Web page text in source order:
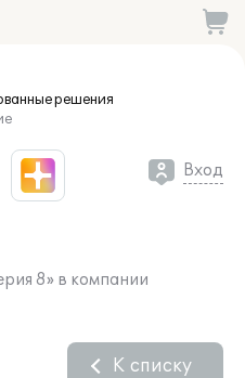
решения
Вход
8» в компании
К списку